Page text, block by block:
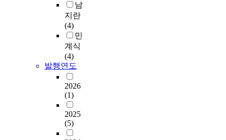
남
지란
(4)
민
계식
(4)
발행연도
2026
(1)
2025
(5)